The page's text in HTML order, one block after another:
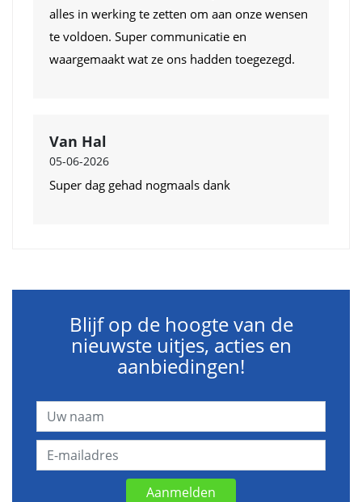
alles in werking te zetten om aan onze wensen
te voldoen. Super communicatie en
waargemaakt wat ze ons hadden toegezegd.
Van Hal
05-06-2026
Super dag gehad nogmaals dank
Blijf op de hoogte van de
nieuwste uitjes, acties en
aanbiedingen!
Aanmelden